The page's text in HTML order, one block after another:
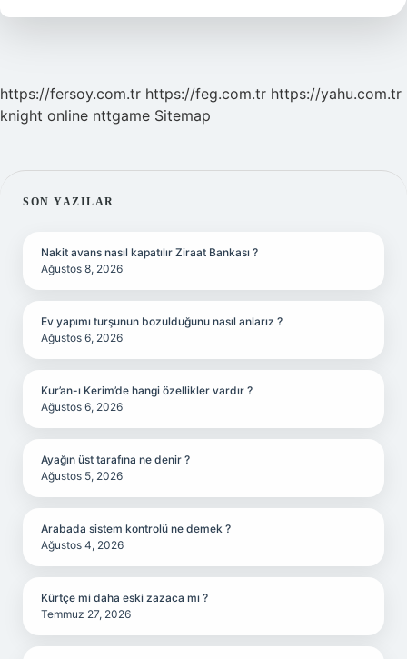
https://fersoy.com.tr https://feg.com.tr https://yahu.com.tr
knight online nttgame Sitemap
SIDEBAR
SON YAZILAR
Nakit avans nasıl kapatılır Ziraat Bankası ?
Ağustos 8, 2026
Ev yapımı turşunun bozulduğunu nasıl anlarız ?
Ağustos 6, 2026
Kur’an-ı Kerim’de hangi özellikler vardır ?
Ağustos 6, 2026
Ayağın üst tarafına ne denir ?
Ağustos 5, 2026
Arabada sistem kontrolü ne demek ?
Ağustos 4, 2026
Kürtçe mi daha eski zazaca mı ?
Temmuz 27, 2026